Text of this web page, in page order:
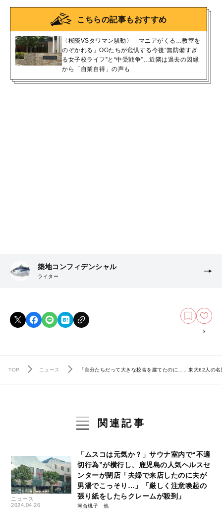
こちらの記事もおすすめ
〈桜蔭VSタワマン騒動〉「マニアがくる…教室を
のぞかれる」OGたちが危惧する今後“無防備すぎ
る女子校ライフ”と“中受戦争”…近隣は過去の因縁
から「自業自得」の声も
築地コンフィデンシャル
ライター
3
TOP ニュース 「自分たちだって大きな校舎を建てたのに…」東大62人の
関連記事
ニュース
2024.04.26
「ムスコは元気か？」サウナ室内で“不適
切行為”が横行し、鹿児島の人気ヘルスセ
ンターが閉店「夫婦で来店したのに夫が
男湯でこっそり…」「厳しく注意喚起の
張り紙をしたらクレームが殺到」
河合桃子